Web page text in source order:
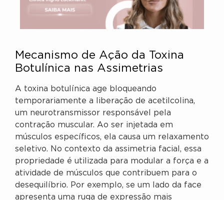
Mecanismo de Ação da Toxina
Botulínica nas Assimetrias
A toxina botulínica age bloqueando
temporariamente a liberação de acetilcolina,
um neurotransmissor responsável pela
contração muscular. Ao ser injetada em
músculos específicos, ela causa um relaxamento
seletivo. No contexto da assimetria facial, essa
propriedade é utilizada para modular a força e a
atividade de músculos que contribuem para o
desequilíbrio. Por exemplo, se um lado da face
apresenta uma ruga de expressão mais